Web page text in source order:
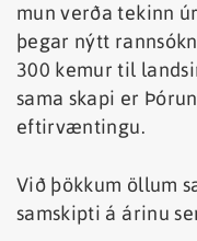
mun verða tekinn
þegar nýtt
300 kemur til
sama skapi er
eftirvæntingu.
Við þökkum öllum
samskipti á árinu